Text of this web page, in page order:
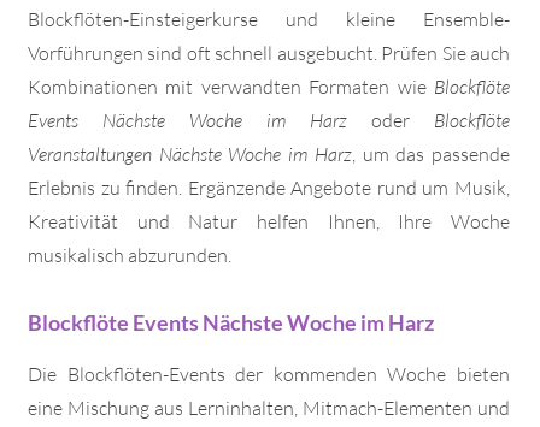
Blockflöten-Einsteigerkurse und kleine Ensemble-
Vorführungen sind oft schnell ausgebucht. Prüfen Sie auch
Kombinationen mit verwandten Formaten wie Blockflöte
Events Nächste Woche im Harz oder Blockflöte
Veranstaltungen Nächste Woche im Harz, um das passende
Erlebnis zu finden. Ergänzende Angebote rund um Musik,
Kreativität und Natur helfen Ihnen, Ihre Woche
musikalisch abzurunden.
Blockflöte Events Nächste Woche im Harz
Die Blockflöten-Events der kommenden Woche bieten
eine Mischung aus Lerninhalten, Mitmach-Elementen und